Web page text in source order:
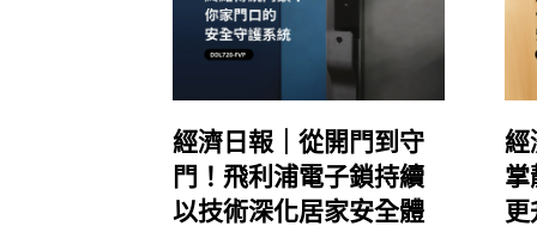
經濟日報｜從開門到守
門！飛利浦電子鎖持續
以技術深化居家安全體
經
掌
更